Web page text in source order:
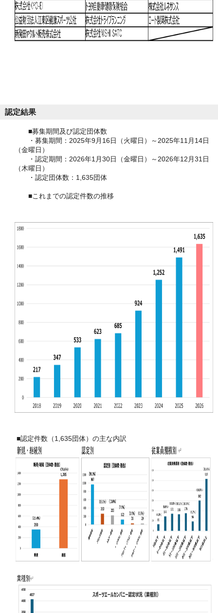
認定結果
■募集期間及び認定団体数
・募集期間：2025年9月16日（火曜日）～2025年11月14日
（金曜日）
・認定期間：2026年1月30日（金曜日）～2026年12月31日
（木曜日）
・認定団体数：1,635団体
■これまでの認定件数の推移
■認定件数（1,635団体）の主な内訳